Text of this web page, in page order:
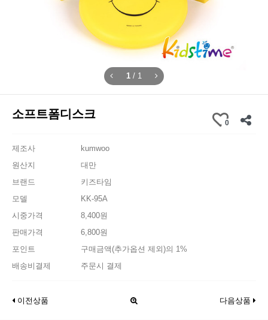
1 / 1
소프트폼디스크
0
제조사
kumwoo
원산지
대만
브랜드
키즈타임
모델
KK-95A
시중가격
8,400원
판매가격
6,800원
포인트
구매금액(추가옵션 제외)의 1%
배송비결제
주문시 결제
이전상품 다음상품